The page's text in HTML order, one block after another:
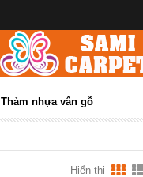
Thảm nhựa vân gỗ
Hiển thị